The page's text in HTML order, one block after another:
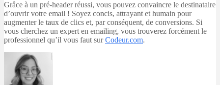
Grâce à un pré-header réussi, vous pouvez convaincre le destinataire
d’ouvrir votre email ! Soyez concis, attrayant et humain pour
augmenter le taux de clics et, par conséquent, de conversions. Si
vous cherchez un expert en emailing, vous trouverez forcément le
professionnel qu’il vous faut surCodeur.com.